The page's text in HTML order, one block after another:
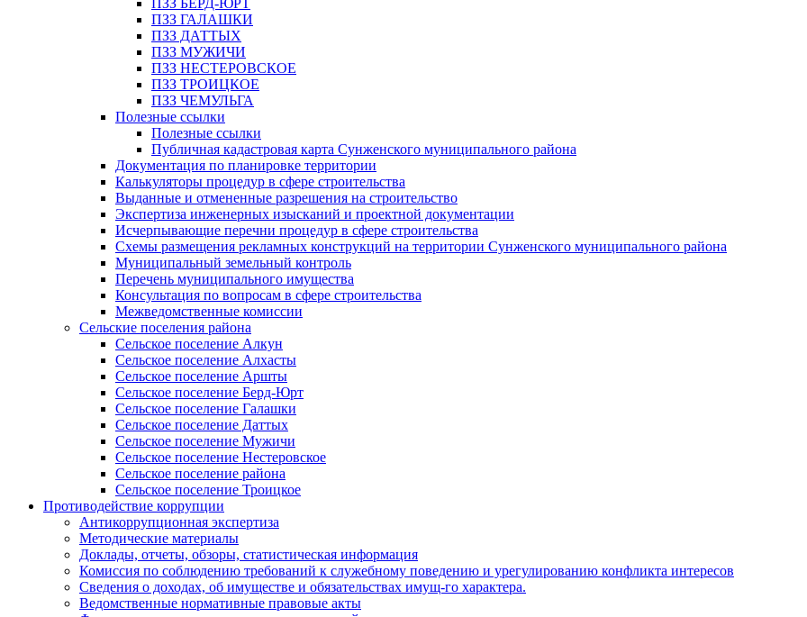
ПЗЗ БЕРД-ЮРТ
ПЗЗ ГАЛАШКИ
ПЗЗ ДАТТЫХ
ПЗЗ МУЖИЧИ
ПЗЗ НЕСТЕРОВСКОЕ
ПЗЗ ТРОИЦКОЕ
ПЗЗ ЧЕМУЛЬГА
Полезные ссылки
Полезные ссылки
Публичная кадастровая карта Сунженского муниципального района
Документация по планировке территории
Калькуляторы процедур в сфере строительства
Выданные и отмененные разрешения на строительство
Экспертиза инженерных изысканий и проектной документации
Исчерпывающие перечни процедур в сфере строительства
Схемы размещения рекламных конструкций на территории Сунженского муниципального района
Муниципальный земельный контроль
Перечень муниципального имущества
Консультация по вопросам в сфере строительства
Межведомственные комиссии
Сельские поселения района
Сельское поселение Алкун
Сельское поселение Алхасты
Сельское поселение Аршты
Сельское поселение Берд-Юрт
Сельское поселение Галашки
Сельское поселение Даттых
Сельское поселение Мужичи
Сельское поселение Нестеровское
Сельское поселение района
Сельское поселение Троицкое
Противодействие коррупции
Антикоррупционная экспертиза
Методические материалы
Доклады, отчеты, обзоры, статистическая информация
Комиссия по соблюдению требований к служебному поведению и урегулированию конфликта интересов
Сведения о доходах, об имуществе и обязательствах имущ-го характера.
Ведомственные нормативные правовые акты